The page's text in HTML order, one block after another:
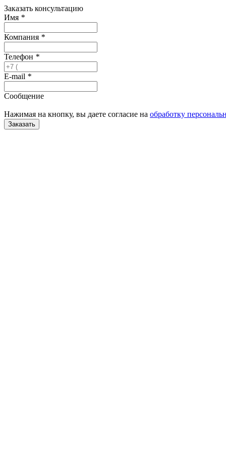
Заказать консультацию
Имя *
Компания *
Телефон *
E-mail *
Сообщение
Нажимая на кнопку, вы даете согласие на обработку
Заказать